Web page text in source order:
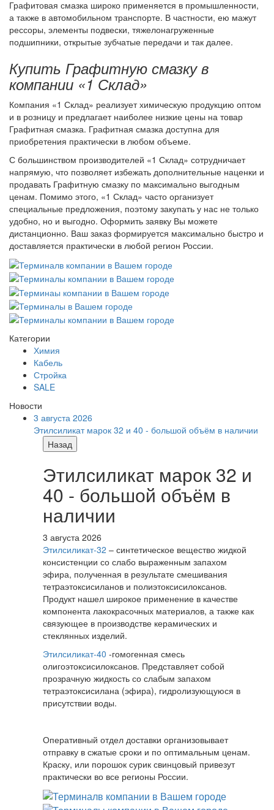
Графитовая смазка широко применяется в промышленности,
а также в автомобильном транспорте. В частности, ею мажут
рессоры, элементы подвески, тяжелонагруженные
подшипники, открытые зубчатые передачи и так далее.
Купить Графитную смазку в
компании «1 Склад»
Компания «1 Склад» реализует химическую продукцию оптом
и в розницу и предлагает наиболее низкие цены на товар
Графитная смазка. Графитная смазка доступна для
приобретения практически в любом объеме.
С большинством производителей «1 Склад» сотрудничает
напрямую, что позволяет избежать дополнительные наценки и
продавать Графитную смазку по максимально выгодным
ценам. Помимо этого, «1 Склад» часто организует
специальные предложения, поэтому закупать у нас не только
удобно, но и выгодно. Оформить заявку Вы можете
дистанционно. Ваш заказ формируется максимально быстро и
доставляется практически в любой регион России.
Категории
Химия
Кабель
Стройка
SALE
Новости
3 августа 2026
Этилсиликат марок 32 и 40 - большой объём в наличии
Назад
Этилсиликат марок 32 и
40 - большой объём в
наличии
3 августа 2026
Этилсиликат-32 – синтетическое вещество жидкой
консистенции со слабо выраженным запахом
эфира, полученная в результате смешивания
тетpаэтоксисиланов и полиэтоксисилоксанов.
Продукт нашел широкое применение в качестве
компонента лакокрасочных материалов, а также как
связующее в производстве керамических и
стеклянных изделий.
Этилсиликат-40 -гомогенная смесь
олигоэтоксисилоксанов. Представляет собой
прозрачную жидкость со слабым запахом
тетраэтоксисилана (эфира), гидролизующуюся в
присутствии воды.
Оперативный отдел доставки организовывает
отправку в сжатые сроки и по оптимальным ценам.
Краску, или порошок сурик свинцовый привезут
практически во все регионы России.